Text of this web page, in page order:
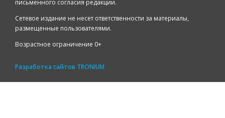
письменного согласия редакции.
Сетевое издание не несет ответственности за материалы,
размещенные пользователями.
Возрастное ограничение 0+
Разработка сайтов TRONIUM